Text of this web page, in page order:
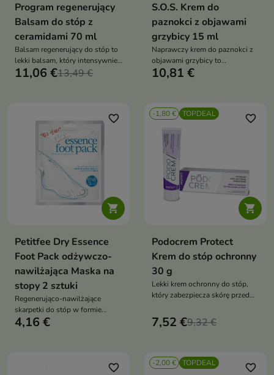
Program regenerujący
Balsam do stóp z
ceramidami 70 ml
Balsam regenerujący do stóp to
lekki balsam, który intensywnie
nawilża, regeneruje i wzmacnia
11,06 €13,49 €
S.O.S. Krem do
paznokci z objawami
grzybicy 15 ml
Naprawczy krem do paznokci z
objawami grzybicy to
specjalistyczny kosmetyk do
przywrócić komfort skóry
10,81 €

favorite_border
Petitfee Dry Essence
Foot Pack odżywczo-
nawilżająca Maska na
stopy 2 sztuki
Regenerująco-nawilżające
skarpetki do stóp w formie
suchej esencji, które intensywnie
zabieg pielęgnacyjny widocznie
4,16 €
-1,80 € TOPDEAL

favorite_border
Podocrem Protect
Krem do stóp ochronny
30 g
Lekki krem ochronny do stóp,
który zabezpiecza skórę przed
otarciami i wysuszeniem
7,52 €9,32 €
favorite_border -2,00 € TOPDEAL favorite_border